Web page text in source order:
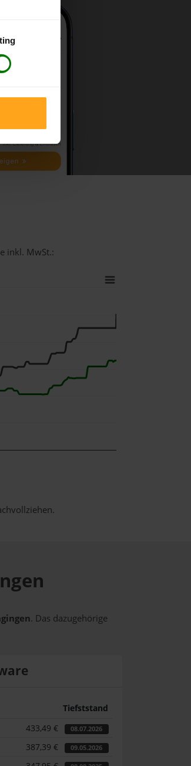
inkl. MwSt.:
. Das dazugehörige
Tiefststand
433,49 € 08.07.2026
387,39 € 09.05.2026